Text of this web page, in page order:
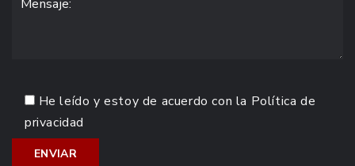
He leído y estoy de acuerdo con la Política de
privacidad